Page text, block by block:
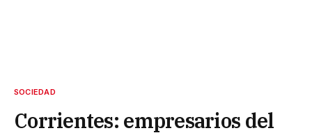
SOCIEDAD
Corrientes: empresarios del